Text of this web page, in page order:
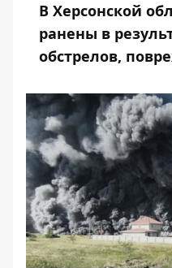
В Херсонской
ранены в
обстрелов,